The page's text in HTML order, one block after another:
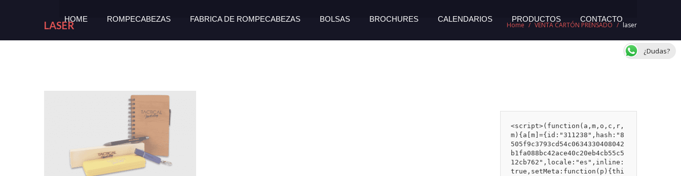
HOME ROMPECABEZAS FABRICA DE ROMPECABEZAS BOLSAS BROCHURES CALENDARIOS PRODUCTOS CONTACTO
LASER Home / VENTA CARTÓN PRENSADO / laser
<script>(function(a,m,o,c,r,
m){a[m]={id:"311238",hash:"8
505f9c3793cd54c0634330408042
b1fa088bc42ace40c20eb4cb55c5
12cb762",locale:"es",inline:
true,setMeta:function(p){thi
¿Dudas?